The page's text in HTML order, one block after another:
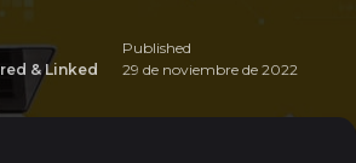
& Linked
Published
29 de noviembre de 2022